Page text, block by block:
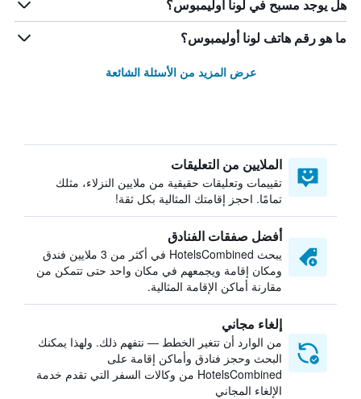
هل يوجد مسبح في لونا أوليمبوس؟
ما هو رقم هاتف لونا أوليمبوس؟
عرض المزيد من الأسئلة الشائعة
الملايين من التعليقات
تقييمات وتعليقات حقيقية من ملايين النزلاء، مثلك
تمامًا. احجز إقامتك المثالية بكل ثقة!
أفضل صفقات الفنادق
يبحث HotelsCombined في أكثر من 3 ملايين فندق
ومكان إقامة ويجمعهم في مكان واحد حتى تتمكن من
مقارنة أماكن الإقامة المثالية.
إلغاء مجاني
من الوارد أن تتغير الخطط — نتفهم ذلك. ولهذا يمكنك
البحث وحجز فنادق وأماكن إقامة على
HotelsCombined من وكالات السفر التي تقدم خدمة
الإلغاء المجاني